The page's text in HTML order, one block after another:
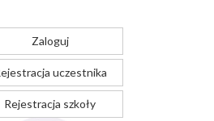
Zaloguj
uczestnika
Rejestracja szkoły